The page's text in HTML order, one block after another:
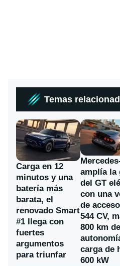
Temas
Carga en 12
minutos y una
batería más
barata, el
renovado Smart
#1 llega con
fuertes
argumentos
para triunfar
amplía la
del GT
con una
de
544 CV,
800 km de
carga de
600 kW